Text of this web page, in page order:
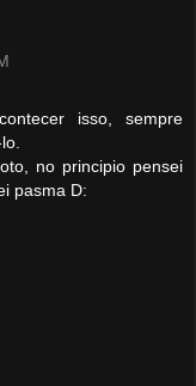
isso, sempre
no principio pensei
pasma D: